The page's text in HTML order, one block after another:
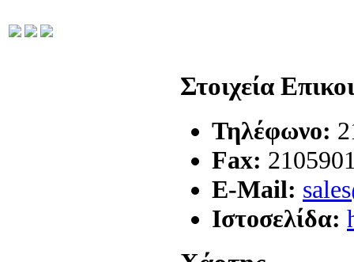
Στοιχεία
Τηλέφωνο:
Fax:
E-Mail:
Ιστοσελίδα: